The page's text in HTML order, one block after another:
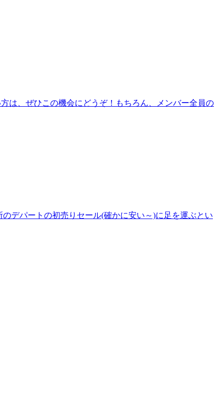
は、ぜひこの機会にどうぞ！もちろん、メンバー全員の
デパートの初売りセール(確かに安い～)に足を運ぶとい